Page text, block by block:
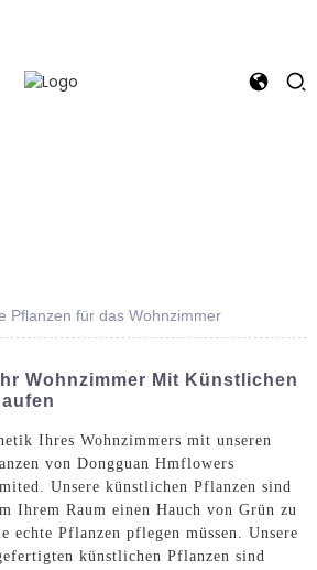
Pflanzen für das Wohnzimmer
Wohnzimmer Mit Künstlichen
Ihres Wohnzimmers mit unseren
von Dongguan Hmflowers
Unsere künstlichen Pflanzen sind
Ihrem Raum einen Hauch von Grün zu
echte Pflanzen pflegen müssen. Unsere
künstlichen Pflanzen sind